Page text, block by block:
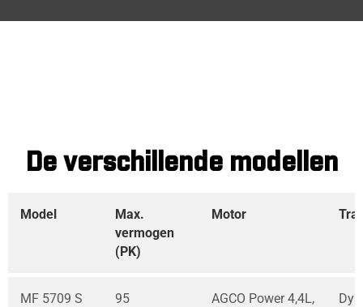
De verschillende modellen
Model
Max.
vermogen
(PK)
Motor
MF 5709 S 95
AGCO Power 4,4L,